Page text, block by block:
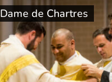
de Chartres